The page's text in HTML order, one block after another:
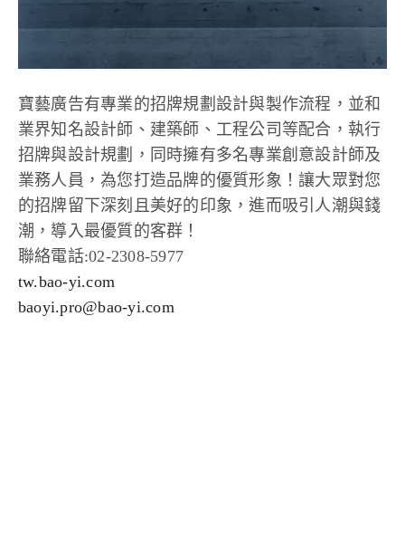
寶藝廣告有專業的招牌規劃設計與製作流程，並和
業界知名設計師、建築師、工程公司等配合，執行
招牌與設計規劃，同時擁有多名專業創意設計師及
業務人員，為您打造品牌的優質形象！讓大眾對您
的招牌留下深刻且美好的印象，進而吸引人潮與錢
潮，導入最優質的客群！
聯絡電話:02-2308-5977
tw.bao-yi.com
baoyi.pro@bao-yi.com